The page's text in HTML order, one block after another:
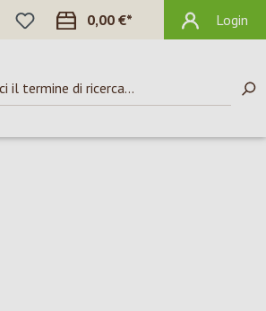
HAI 0 ARTICOLI NELLA LISTA DEI
0,00 €* Login